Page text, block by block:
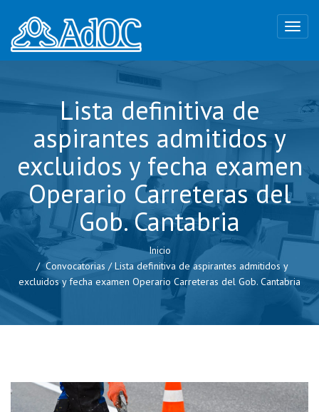
Lista definitiva de
aspirantes admitidos y
excluidos y fecha examen
Operario Carreteras del
Gob. Cantabria
Inicio
Convocatorias /Lista definitiva de aspirantes admitidos y
excluidos y fecha examen Operario Carreteras del Gob. Cantabria